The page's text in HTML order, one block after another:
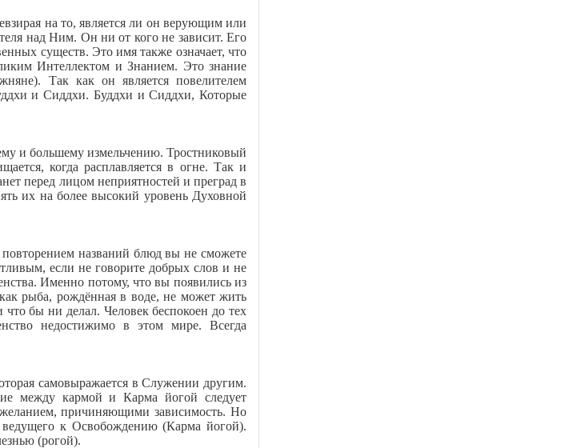
на то, является ли он верующим или
над Ним. Он ни от кого не зависит. Его
существ. Это имя также означает, что
Интеллектом и Знанием. Это знание
Так как он является повелителем
и Сиддхи. Буддхи и Сиддхи, Которые
и большему измельчению. Тростниковый
когда расплавляется в огне. Так и
перед лицом неприятностей и преград в
их на более высокий уровень Духовной
названий блюд вы не сможете
если не говорите добрых слов и не
Именно потому, что вы появились из
рыба, рождённая в воде, не может жить
бы ни делал. Человек беспокоен до тех
недостижимо в этом мире. Всегда
самовыражается в Служении другим.
между кармой и Карма йогой следует
причиняющими зависимость. Но
ведущего к Освобождению (Карма йогой).
(рогой).